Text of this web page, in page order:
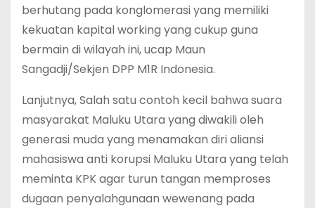
berhutang pada konglomerasi yang memiliki
kekuatan kapital working yang cukup guna
bermain di wilayah ini, ucap Maun
Sangadji/Sekjen DPP M1R Indonesia.
Lanjutnya, Salah satu contoh kecil bahwa suara
masyarakat Maluku Utara yang diwakili oleh
generasi muda yang menamakan diri aliansi
mahasiswa anti korupsi Maluku Utara yang telah
meminta KPK agar turun tangan memproses
dugaan penyalahgunaan wewenang pada